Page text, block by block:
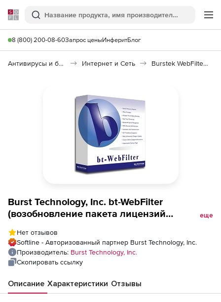
Softline
Поиск
8 (800) 200-08-60Запрос ценыИнферитБлог
Антивирусы и безопасность Интернет и Сеть Burstek WebFilter ISA/TMG
Burst Technology, Inc. bt-WebFilter
(возобновление пакета лицензий
пользователей
еще
Нет отзывов
Softline - Авторизованный партнер Burst Technology, Inc.
Производитель: Burst Technology, Inc.
Скопировать ссылку
Описание Характеристики Отзывы